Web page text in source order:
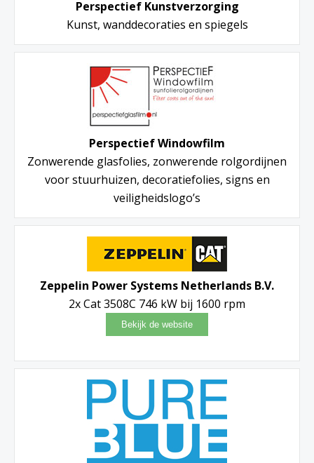
Perspectief Kunstverzorging
Kunst, wanddecoraties en spiegels
Perspectief Windowfilm
Zonwerende glasfolies, zonwerende rolgordijnen
voor stuurhuizen, decoratiefolies, signs en
veiligheidslogo’s
Zeppelin Power Systems Netherlands B.V.
2x Cat 3508C 746 kW bij 1600 rpm